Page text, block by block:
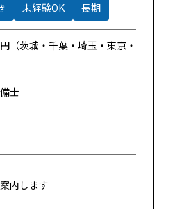
未経験OK 長期
（茨城・千葉・埼玉・東京・
士
内します